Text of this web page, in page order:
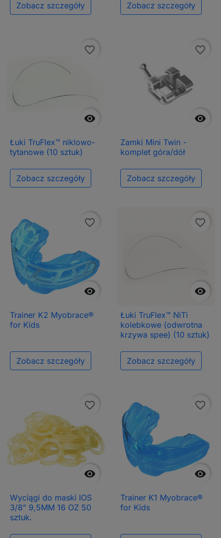
Zobacz szczegóły Zobacz szczegóły

favorite_border
Łuki TruFlex™ niklowo-
tytanowe (10 sztuk)
Zobacz szczegóły

favorite_border
Zamki Mini Twin -
komplet góra/dół
Zobacz szczegóły

favorite_border
Trainer K2 Myobrace®
for Kids
Zobacz szczegóły

favorite_border
Łuki TruFlex™ NiTi
kolebkowe (odwrotna
krzywa spee) (10 sztuk)
Zobacz szczegóły

favorite_border
Wyciągi do maski IOS
3/8" 9,5MM 16 OZ 50
sztuk.

favorite_border
Trainer K1 Myobrace®
for Kids